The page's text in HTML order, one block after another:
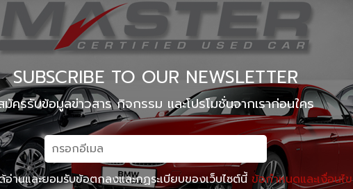
SUBSCRIBE TO OUR NEWSLETTER
มัครรับข้อมูลข่าวสาร กิจกรรม และโปรโมชั่นจากเราก่อนใคร
านและยอมรับข้อตกลงและกฏระเบียบของเว็บไซต์นี้ ข้อกำหนดและเงื่อนไข